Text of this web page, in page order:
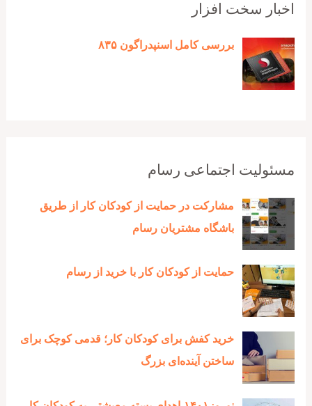
اخبار سخت افزار
بررسی کامل اسنپدراگون ۸۳۵
مسئولیت اجتماعی رسام
مشارکت در حمایت از کودکان کار از طریق
باشگاه مشتریان رسام
حمایت از کودکان کار با خرید از رسام
خرید کفش برای کودکان کار؛ قدمی کوچک برای
ساختن آینده‌ای بزرگ